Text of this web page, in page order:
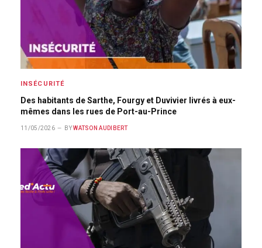
INSÉCURITÉ
Des habitants de Sarthe, Fourgy et Duvivier livrés à eux-
mêmes dans les rues de Port-au-Prince
11/05/2026 BY WATSON AUDIBERT